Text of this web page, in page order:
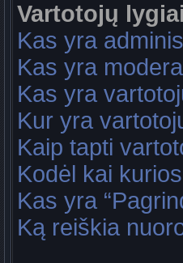
Vartotojų
Kas yra
Kas yra
Kas yra
Kur yra
Kaip tapti
Kodėl kai
Kas yra
Ką reiškia